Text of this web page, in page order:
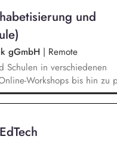
entwickelt in seinen
und begleitet
online
und
gGmbH | Remote
Schulen in verschiedenen
Workshops bis hin zu
Plattform schlau-
Lesen lernen,
in der Grundschule.